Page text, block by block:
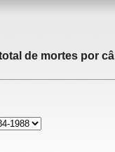
de mortes por